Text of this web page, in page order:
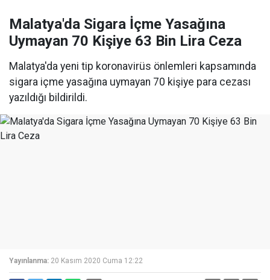
Malatya'da Sigara İçme Yasağına
Uymayan 70 Kişiye 63 Bin Lira Ceza
Malatya'da yeni tip koronavirüs önlemleri kapsamında
sigara içme yasağına uymayan 70 kişiye para cezası
yazıldığı bildirildi.
Yayınlanma: 20 Kasım 2020 Cuma 12:22